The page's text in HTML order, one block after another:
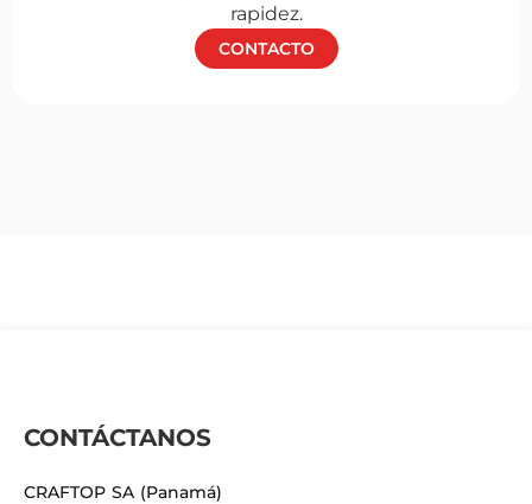
rapidez.
CONTACTO
CONTÁCTANOS
CRAFTOP SA (Panamá)